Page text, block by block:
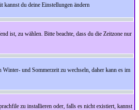
kannst du deine Einstellungen ändern
ist, zu wählen. Bitte beachte, dass du die Zeitzone nur
und Sommerzeit zu wechseln, daher kann es im
zu installieren oder, falls es nicht existiert, kannst